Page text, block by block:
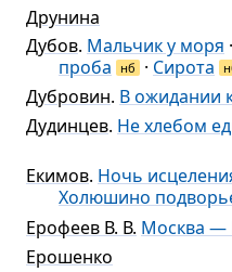
Друнина
Дубов. Мальчик у моря ·
проба
нб · Сирота
Дубровин. В ожидании
Дудинцев. Не хлебом
Екимов. Ночь
Холюшино
Ерофеев В. В. Москва —
Ерошенко